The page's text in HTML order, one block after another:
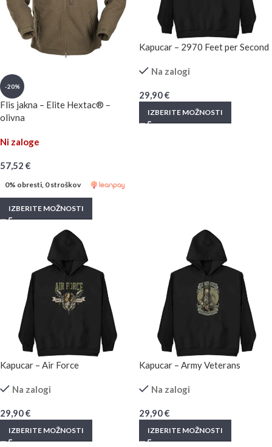
-20%
Flis jakna – Elite Hextac® –
olivna
Ni zaloge
57,52 €
0% obresti, 0 stroškov
IZBERITE MOŽNOSTI
Kapucar – 2970 Feet per Second
Na zalogi
29,90€
IZBERITE MOŽNOSTI
Kapucar – Air Force
Na zalogi
29,90€
IZBERITE MOŽNOSTI
Kapucar – Army Veterans
Na zalogi
29,90€
IZBERITE MOŽNOSTI